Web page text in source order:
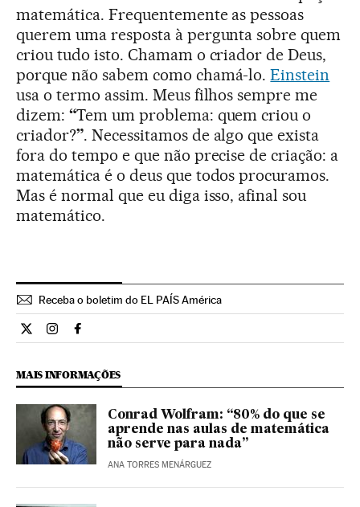
matemática. Frequentemente as pessoas
querem uma resposta à pergunta sobre quem
criou tudo isto. Chamam o criador de Deus,
porque não sabem como chamá-lo.Einstein
usa o termo assim. Meus filhos sempre me
dizem: “Tem um problema: quem criou o
criador?”. Necessitamos de algo que exista
fora do tempo e que não precise de criação: a
matemática é o deus que todos procuramos.
Mas é normal que eu diga isso, afinal sou
matemático.
Receba o boletim do EL PAÍS América
Cultura El País Brasil en Twitter
Cultura El País Brasil en Instagram
Cultura El País Brasil en Facebook
MAIS INFORMAÇÕES
Conrad Wolfram: “80% do que se
aprende nas aulas de matemática
não serve para nada”
ANA TORRES MENÁRGUEZ